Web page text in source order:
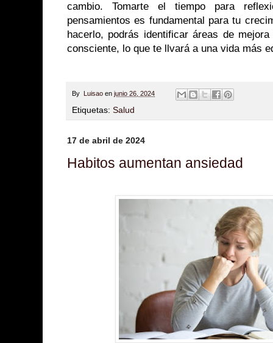
cambio. Tomarte el tiempo para
pensamientos es fundamental para tu
hacerlo, podrás identificar áreas de
consciente, lo que te llvará a una vida más
By Luisao en junio 26, 2024
Etiquetas: Salud
17 de abril de 2024
Habitos aumentan ansiedad